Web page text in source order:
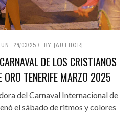
24/03/25 BY [AUTHOR]
DE LOS CRISTIANOS
TENERIFE MARZO 2025
del Carnaval Internacional de
el sábado de ritmos y colores